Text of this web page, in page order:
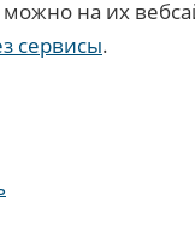
можно на их
сервисы.